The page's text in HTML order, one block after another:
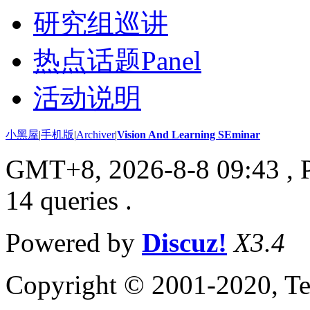
研究组巡讲
热点话题Panel
活动说明
小黑屋|手机版|Archiver|Vision And Learning SEminar
GMT+8, 2026-8-8 09:43 ,
14 queries .
Powered by Discuz! X3.4
Copyright © 2001-2020,